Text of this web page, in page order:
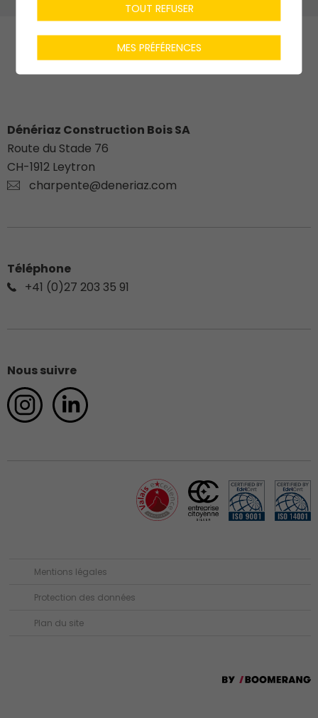
Dénériaz Construction Bois SA
Route du Stade 76
CH-1912 Leytron
charpente@deneriaz.com
Téléphone
+41 (0)27 203 35 91
Nous suivre
Mentions légales
Protection des données
Plan du site
TOUT REFUSER
MES PRÉFÉRENCES